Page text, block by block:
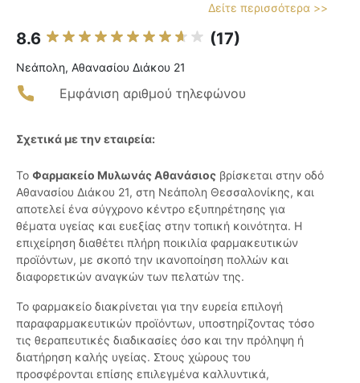
Δείτε περισσότερα >>
8.6 (17)
Νεάπολη, Αθανασίου Διάκου 21
Εμφάνιση αριθμού τηλεφώνου
Σχετικά με την εταιρεία:
Το Φαρμακείο Μυλωνάς Αθανάσιος βρίσκεται στην οδό
Αθανασίου Διάκου 21, στη Νεάπολη Θεσσαλονίκης, και
αποτελεί ένα σύγχρονο κέντρο εξυπηρέτησης για
θέματα υγείας και ευεξίας στην τοπική κοινότητα. Η
επιχείρηση διαθέτει πλήρη ποικιλία φαρμακευτικών
προϊόντων, με σκοπό την ικανοποίηση πολλών και
διαφορετικών αναγκών των πελατών της.
Το φαρμακείο διακρίνεται για την ευρεία επιλογή
παραφαρμακευτικών προϊόντων, υποστηρίζοντας τόσο
τις θεραπευτικές διαδικασίες όσο και την πρόληψη ή
διατήρηση καλής υγείας. Στους χώρους του
προσφέρονται επίσης επιλεγμένα καλλυντικά,